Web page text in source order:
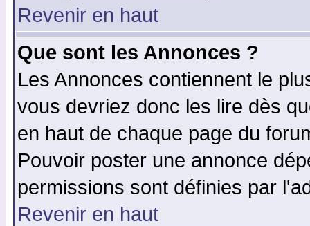
Revenir en haut
Que sont les Annonces ?
Les Annonces contiennent le
vous devriez donc les lire dès
en haut de chaque page du
Pouvoir poster une annonce
permissions sont définies par
Revenir en haut